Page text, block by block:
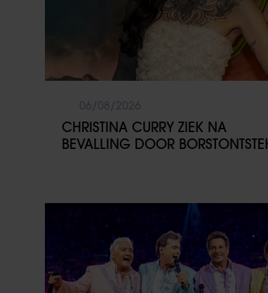
websiteverkeer te
media, adverteren
verstrekt of die
onze website blijft
CHRISTINA CURRY ZIEK NA
BEVALLING DOOR